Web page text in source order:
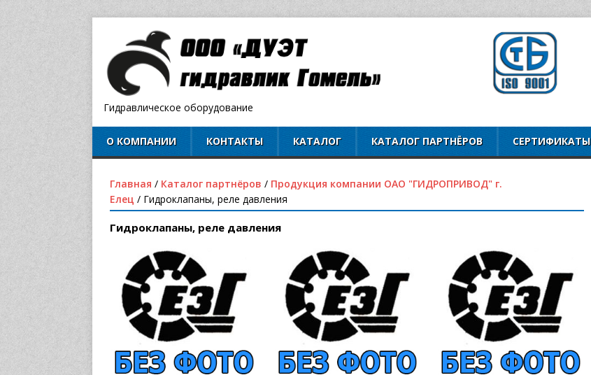
Гидравлическое оборудование
О КОМПАНИИ КОНТАКТЫ КАТАЛОГ КАТАЛОГ ПАРТНЁРОВ СЕРТИФИКАТЫ
Главная / Каталог партнёров / Продукция компании ОАО "ГИДРОПРИВОД" г.
Елец / Гидроклапаны, реле давления
Гидроклапаны, реле давления